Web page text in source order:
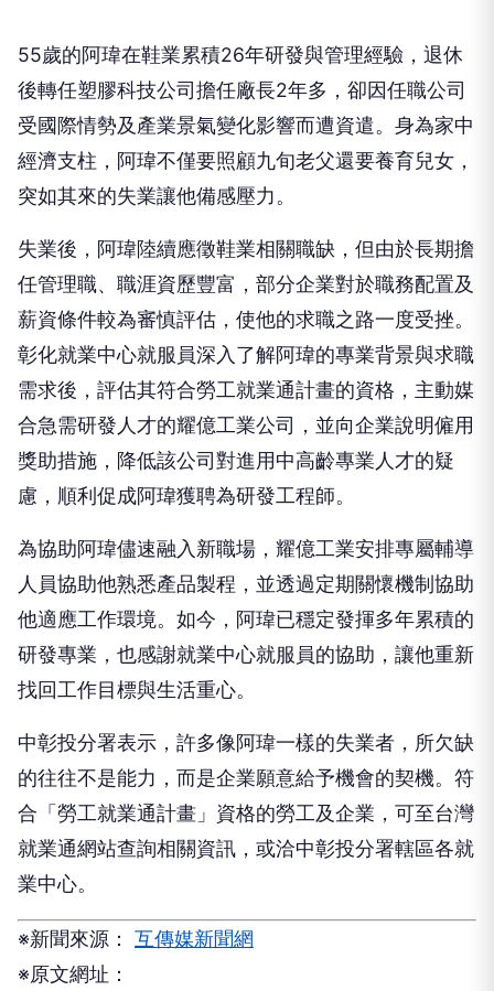
後轉任塑膠科技公司擔任廠長2年多，卻因任職公司
受國際情勢及產業景氣變化影響而遭資遣。身為家中
經濟支柱，阿瑋不僅要照顧九旬老父還要養育兒女，
突如其來的失業讓他備感壓力。
失業後，阿瑋陸續應徵鞋業相關職缺，但由於長期擔
任管理職、職涯資歷豐富，部分企業對於職務配置及
薪資條件較為審慎評估，使他的求職之路一度受挫。
彰化就業中心就服員深入了解阿瑋的專業背景與求職
需求後，評估其符合勞工就業通計畫的資格，主動媒
合急需研發人才的耀億工業公司，並向企業說明僱用
獎助措施，降低該公司對進用中高齡專業人才的疑
慮，順利促成阿瑋獲聘為研發工程師。
為協助阿瑋儘速融入新職場，耀億工業安排專屬輔導
人員協助他熟悉產品製程，並透過定期關懷機制協助
他適應工作環境。如今，阿瑋已穩定發揮多年累積的
研發專業，也感謝就業中心就服員的協助，讓他重新
找回工作目標與生活重心。
中彰投分署表示，許多像阿瑋一樣的失業者，所欠缺
的往往不是能力，而是企業願意給予機會的契機。符
合「勞工就業通計畫」資格的勞工及企業，可至台灣
就業通網站查詢相關資訊，或洽中彰投分署轄區各就
業中心。
※原文網址：
https://hoomedia.com.tw/2026/08/05/158584/